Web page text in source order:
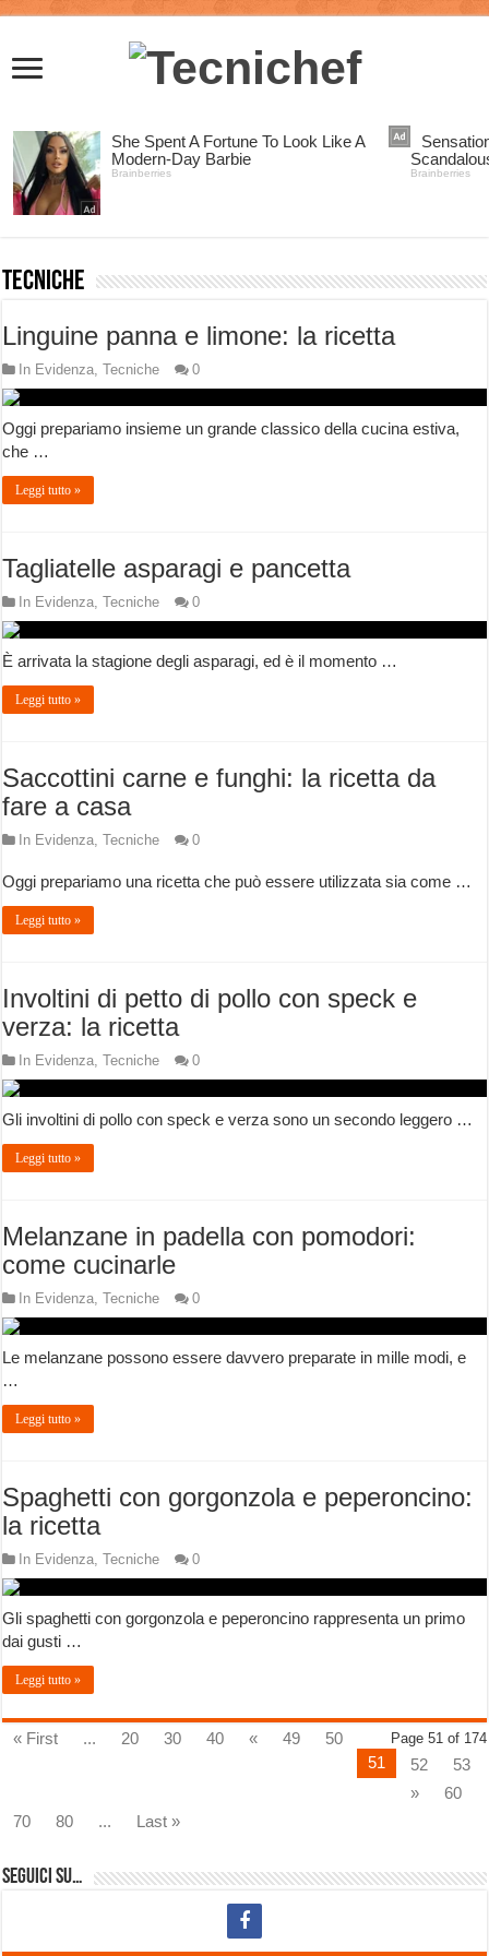
Tecniche
Linguine panna e limone: la ricetta
In Evidenza,Tecniche 0
Oggi prepariamo insieme un grande classico della cucina estiva,
che …
Leggi tutto »
Tagliatelle asparagi e pancetta
In Evidenza,Tecniche 0
È arrivata la stagione degli asparagi, ed è il momento …
Leggi tutto »
Saccottini carne e funghi: la ricetta da
fare a casa
In Evidenza,Tecniche 0
Oggi prepariamo una ricetta che può essere utilizzata sia come …
Leggi tutto »
Involtini di petto di pollo con speck e
verza: la ricetta
In Evidenza,Tecniche 0
Gli involtini di pollo con speck e verza sono un secondo leggero …
Leggi tutto »
Melanzane in padella con pomodori:
come cucinarle
In Evidenza,Tecniche 0
Le melanzane possono essere davvero preparate in mille modi, e
…
Leggi tutto »
Spaghetti con gorgonzola e peperoncino:
la ricetta
In Evidenza,Tecniche 0
Gli spaghetti con gorgonzola e peperoncino rappresenta un primo
dai gusti …
Leggi tutto »
Page 51 of 174
« First ... 20 30 40 « 49
50
51
52
53
»
60
70
80 ... Last »
Seguici su…